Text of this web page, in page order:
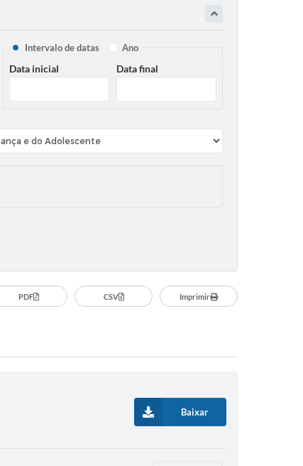
Intervalo de datas Ano
Data inicial Data final
PDF CSV Imprimir
Baixar